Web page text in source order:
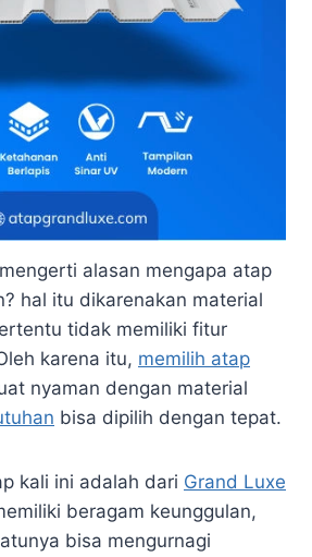
alasan mengapa atap
hal itu dikarenakan material
tidak memiliki fitur
karena itu, memilih atap
nyaman dengan material
bisa dipilih dengan tepat.
kali ini adalah dari Grand Luxe
beragam keunggulan,
bisa mengurnagi